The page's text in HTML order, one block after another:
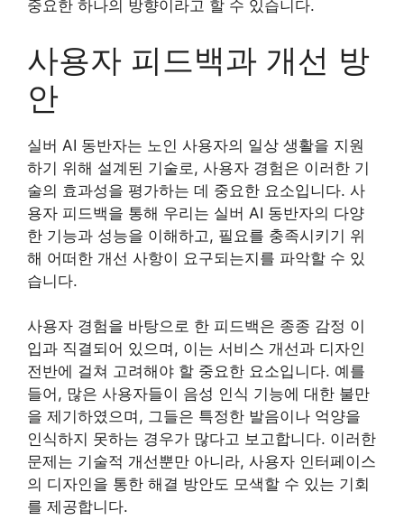
중요한 하나의 방향이라고 할 수 있습니다.
사용자 피드백과 개선 방
안
실버 AI 동반자는 노인 사용자의 일상 생활을 지원
하기 위해 설계된 기술로, 사용자 경험은 이러한 기
술의 효과성을 평가하는 데 중요한 요소입니다. 사
용자 피드백을 통해 우리는 실버 AI 동반자의 다양
한 기능과 성능을 이해하고, 필요를 충족시키기 위
해 어떠한 개선 사항이 요구되는지를 파악할 수 있
습니다.
사용자 경험을 바탕으로 한 피드백은 종종 감정 이
입과 직결되어 있으며, 이는 서비스 개선과 디자인
전반에 걸쳐 고려해야 할 중요한 요소입니다. 예를
들어, 많은 사용자들이 음성 인식 기능에 대한 불만
을 제기하였으며, 그들은 특정한 발음이나 억양을
인식하지 못하는 경우가 많다고 보고합니다. 이러한
문제는 기술적 개선뿐만 아니라, 사용자 인터페이스
의 디자인을 통한 해결 방안도 모색할 수 있는 기회
를 제공합니다.